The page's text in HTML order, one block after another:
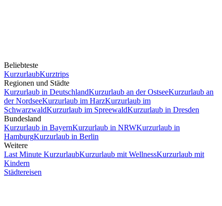
Beliebteste
KurzurlaubKurztrips
Regionen und Städte
Kurzurlaub in DeutschlandKurzurlaub an der OstseeKurzurlaub an
der NordseeKurzurlaub im HarzKurzurlaub im
SchwarzwaldKurzurlaub im SpreewaldKurzurlaub in Dresden
Bundesland
Kurzurlaub in BayernKurzurlaub in NRWKurzurlaub in
HamburgKurzurlaub in Berlin
Weitere
Last Minute KurzurlaubKurzurlaub mit WellnessKurzurlaub mit
Kindern
Städtereisen